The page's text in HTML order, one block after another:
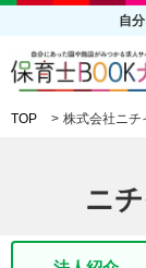
自
TOP 株式会社ニチ
ニ